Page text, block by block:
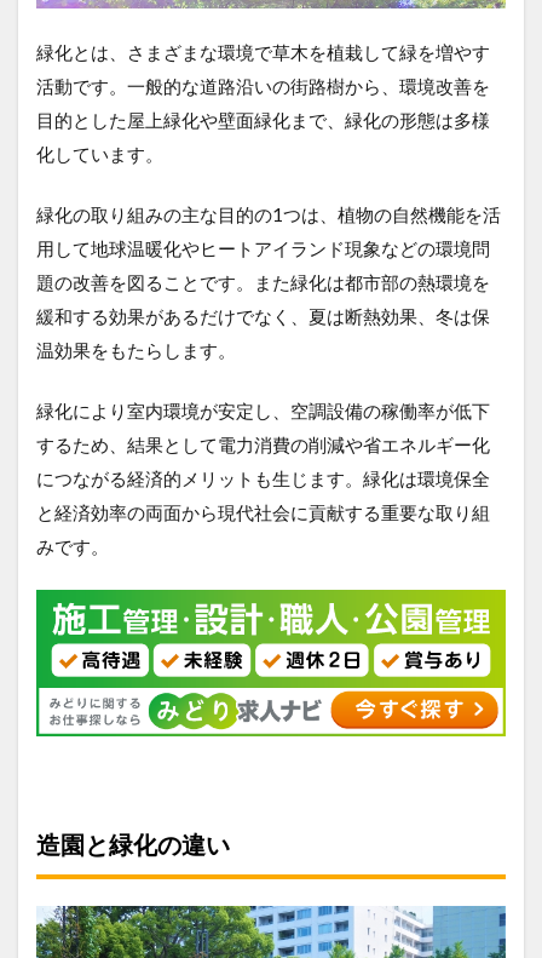
緑化とは、さまざまな環境で草木を植栽して緑を増やす
活動です。一般的な道路沿いの街路樹から、環境改善を
目的とした屋上緑化や壁面緑化まで、緑化の形態は多様
化しています。
緑化の取り組みの主な目的の1つは、植物の自然機能を活
用して地球温暖化やヒートアイランド現象などの環境問
題の改善を図ることです。また緑化は都市部の熱環境を
緩和する効果があるだけでなく、夏は断熱効果、冬は保
温効果をもたらします。
緑化により室内環境が安定し、空調設備の稼働率が低下
するため、結果として電力消費の削減や省エネルギー化
につながる経済的メリットも生じます。緑化は環境保全
と経済効率の両面から現代社会に貢献する重要な取り組
みです。
造園と緑化の違い